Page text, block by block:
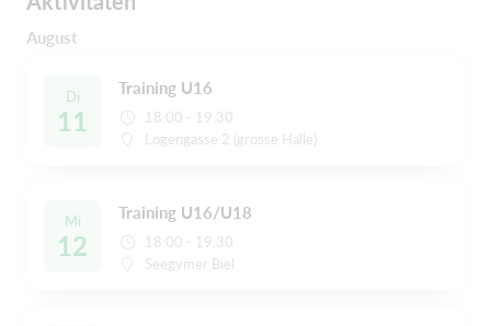
August
Di
11
Training U16
18:00 - 19:30
Logengasse 2 (grosse Halle)
Mi
12
Training U16/U18
18:00 - 19:30
Seegymer Biel